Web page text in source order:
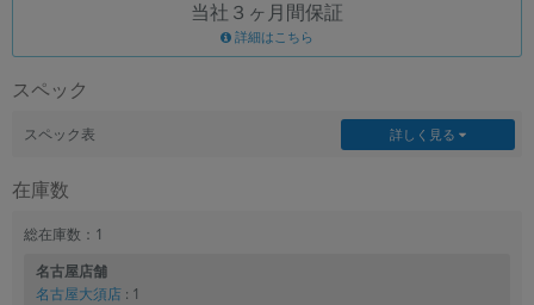
当社３ヶ月間保証
詳細はこちら
スペック
スペック表 詳しく見る
在庫数
総在庫数：1
名古屋店舗
名古屋大須店 : 1